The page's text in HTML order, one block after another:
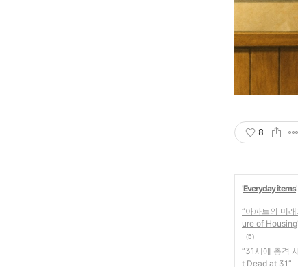
8
'Everyday items
“아파트의 미
ure of
(5)
“31세에 총격
t Dead at 31”